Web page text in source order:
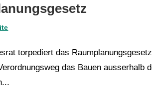
torpediert das Raumplanungsgesetz
das Bauen ausserhalb